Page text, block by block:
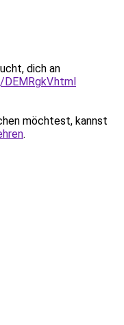
dich an
möchtest, kannst
.